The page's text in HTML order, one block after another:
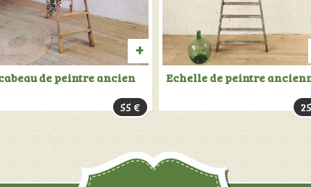
AJOUTER
PANIER
de peintre ancien
55 €
Echelle de peintre
25